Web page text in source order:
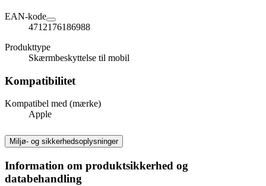
EAN-kode
4712176186988
Produkttype
Skærmbeskyttelse til mobil
Kompatibilitet
Kompatibel med (mærke)
Apple
Miljø- og sikkerhedsoplysninger
Information om produktsikkerhed og
databehandling